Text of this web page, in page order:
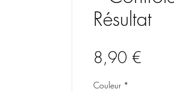
Résultat
8,90 €
Couleur *